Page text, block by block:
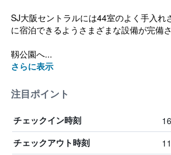
SJ大阪セントラルには44室のよく手入れ
に宿泊できるようさまざまな設備が完備
靱公園へ...
さらに表示
注目ポイント
チェックイン時刻
チェックアウト時刻